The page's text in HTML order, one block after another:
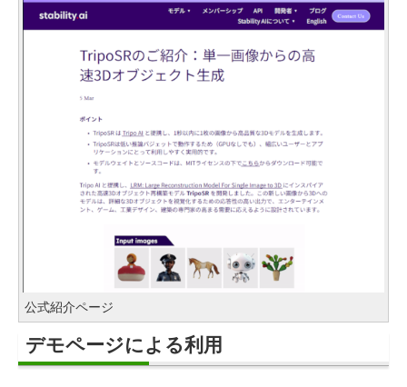
公式紹介ページ
デモページによる利用